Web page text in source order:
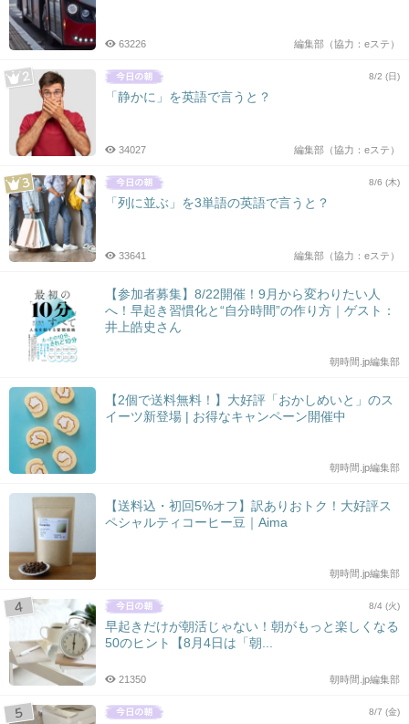
編集部（協力：eステ）
63226
8/2 (日)
「静かに」を英語で言うと？
編集部（協力：eステ）
34027
8/6 (木)
「列に並ぶ」を3単語の英語で言うと？
編集部（協力：eステ）
33641
【参加者募集】8/22開催！9月から変わりたい人
へ！早起き習慣化と“自分時間”の作り方｜ゲスト：
井上皓史さん
朝時間.jp編集部
【2個で送料無料！】大好評「おかしめいと」のス
イーツ新登場 | お得なキャンペーン開催中
朝時間.jp編集部
【送料込・初回5%オフ】訳ありおトク！大好評ス
ペシャルティコーヒー豆｜Aima
朝時間.jp編集部
8/4 (火)
早起きだけが朝活じゃない！朝がもっと楽しくなる
50のヒント【8月4日は「朝...
朝時間.jp編集部
21350
8/7 (金)